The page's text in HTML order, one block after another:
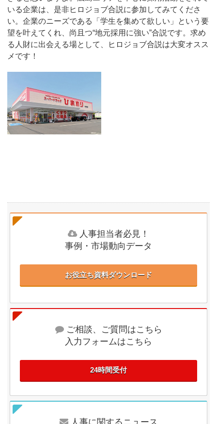
いる企業は、是非ヒロジョブ合説に参加してみてくださ
い。企業のニーズである「学生を集めて欲しい」という要
望を叶えてくれ、尚且つ“地元採用に強い”合説です。求め
る人財に出会える場として、ヒロジョブ合説は大変オスス
メです！
人事担当者必見！
事例・市場動向データ
お役立ち資料ダウンロード
ご相談、ご質問はこちら
入力フォームはこちら
24時間受付